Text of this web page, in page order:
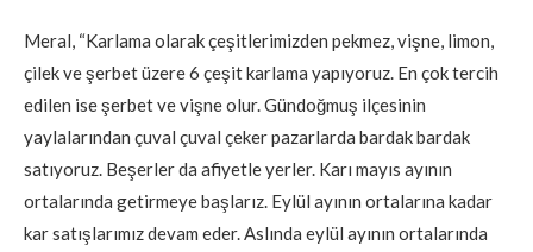
Meral, “Karlama olarak çeşitlerimizden pekmez, vişne, limon,
çilek ve şerbet üzere 6 çeşit karlama yapıyoruz. En çok tercih
edilen ise şerbet ve vişne olur. Gündoğmuş ilçesinin
yaylalarından çuval çuval çeker pazarlarda bardak bardak
satıyoruz. Beşerler da afiyetle yerler. Karı mayıs ayının
ortalarında getirmeye başlarız. Eylül ayının ortalarına kadar
kar satışlarımız devam eder. Aslında eylül ayının ortalarında